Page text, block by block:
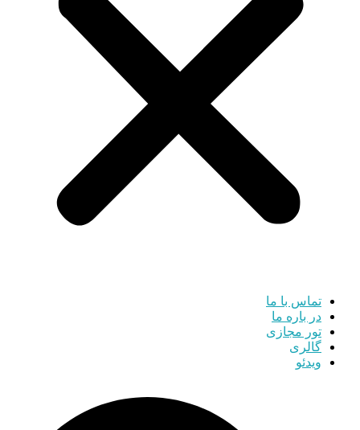
تماس با ما
در باره ما
تور مجازی
گالری
ویدئو